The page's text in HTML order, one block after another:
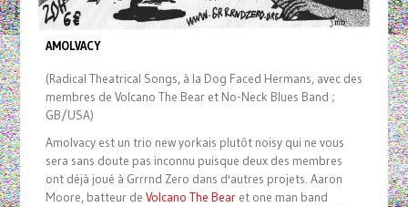
AMOLVACY
(Radical Theatrical Songs, à la Dog Faced Hermans, avec des
membres de Volcano The Bear et No-Neck Blues Band ;
GB/USA)
Amolvacy est un trio new yorkais plutôt noisy qui ne vous
sera sans doute pas inconnu puisque deux des membres
ont déjà joué à Grrrnd Zero dans d'autres projets. Aaron
Moore, batteur de Volcano The Bearet one man band